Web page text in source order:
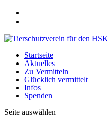
Startseite
Aktuelles
Zu Vermitteln
Glücklich vermittelt
Infos
Spenden
Seite auswählen